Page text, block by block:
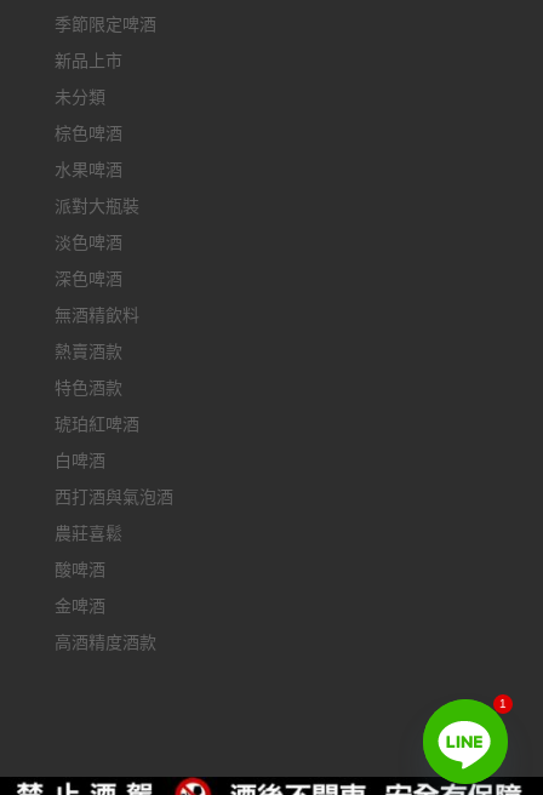
季節限定啤酒
新品上市
未分類
棕色啤酒
水果啤酒
派對大瓶裝
淡色啤酒
深色啤酒
無酒精飲料
熱賣酒款
特色酒款
琥珀紅啤酒
白啤酒
西打酒與氣泡酒
農莊喜鬆
酸啤酒
金啤酒
高酒精度酒款
1